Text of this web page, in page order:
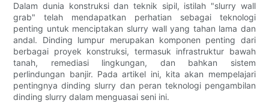
Dalam dunia konstruksi dan teknik sipil, istilah "slurry wall
grab" telah mendapatkan perhatian sebagai teknologi
penting untuk menciptakan slurry wall yang tahan lama dan
andal. Dinding lumpur merupakan komponen penting dari
berbagai proyek konstruksi, termasuk infrastruktur bawah
tanah, remediasi lingkungan, dan bahkan sistem
perlindungan banjir. Pada artikel ini, kita akan mempelajari
pentingnya dinding slurry dan peran teknologi pengambilan
dinding slurry dalam menguasai seni ini.